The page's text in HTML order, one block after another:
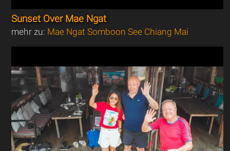
Sunset Over Mae Ngat
mehr zu: Mae Ngat Somboon See Chiang Mai